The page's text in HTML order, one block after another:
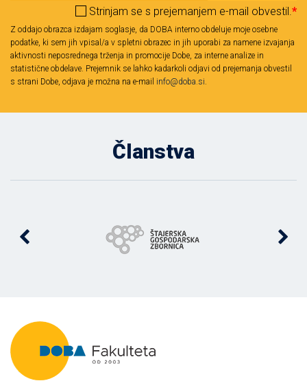
Strinjam se s prejemanjem e-mail obvestil.*
Z oddajo obrazca izdajam soglasje, da DOBA interno obdeluje moje osebne
podatke, ki sem jih vpisal/a v spletni obrazec in jih uporabi za namene izvajanja
aktivnosti neposrednega trženja in promocije Dobe, za interne analize in
statistične obdelave. Prejemnik se lahko kadarkoli odjavi od prejemanja obvestil
s strani Dobe, odjava je možna na e-mail info@doba.si.
Članstva